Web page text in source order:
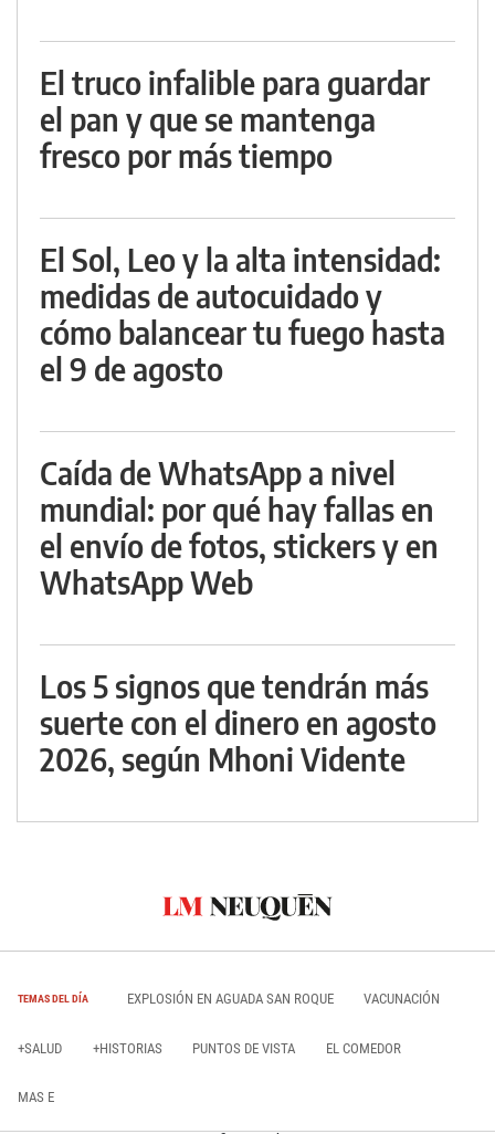
El truco infalible para guardar
el pan y que se mantenga
fresco por más tiempo
El Sol, Leo y la alta intensidad:
medidas de autocuidado y
cómo balancear tu fuego hasta
el 9 de agosto
Caída de WhatsApp a nivel
mundial: por qué hay fallas en
el envío de fotos, stickers y en
WhatsApp Web
Los 5 signos que tendrán más
suerte con el dinero en agosto
2026, según Mhoni Vidente
TEMAS DEL DÍA EXPLOSIÓN EN AGUADA SAN ROQUE VACUNACIÓN
+SALUD +HISTORIAS PUNTOS DE VISTA EL COMEDOR
MAS E